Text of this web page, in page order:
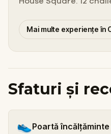
Mai multe experiențe în
Sfaturi și
👟Poartă